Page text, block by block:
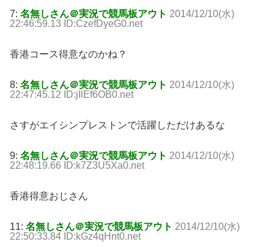
7: 名無しさん＠実況で競馬板アウト 2014/12/10(水)
22:46:59.13 ID:CzefDyeG0.net
香港コース得意なのかね？
8: 名無しさん＠実況で競馬板アウト 2014/12/10(水)
22:47:45.12 ID:jIlEf6OB0.net
さすがエイシンプレストンで活躍しただけあるな
9: 名無しさん＠実況で競馬板アウト 2014/12/10(水)
22:48:19.66 ID:k7Z3U5Xa0.net
香港得意おじさん
11: 名無しさん＠実況で競馬板アウト 2014/12/10(水)
22:50:33.84 ID:kGz4qHnt0.net